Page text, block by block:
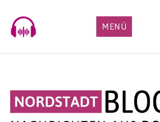
content
MENÜ